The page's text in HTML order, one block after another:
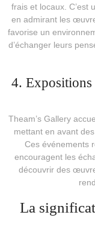
frais et locaux. C’est
en admirant les
favorise un
d’échanger leurs
4. Expositions
Theam’s Gallery
mettant en avant
Ces événements
encouragent les
découvrir des
La